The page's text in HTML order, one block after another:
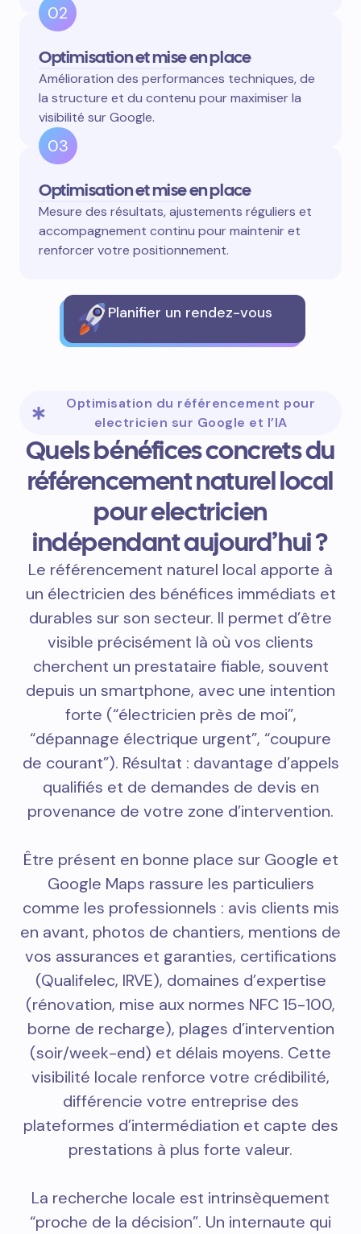
02
Optimisation et mise en place
Amélioration des performances techniques, de
la structure et du contenu pour maximiser la
visibilité sur Google.
03
Optimisation et mise en place
Mesure des résultats, ajustements réguliers et
accompagnement continu pour maintenir et
renforcer votre positionnement.
Planifier un rendez-vous
Optimisation du référencement pour
electricien sur Google et l’IA
Quels bénéfices concrets du
référencement naturel local
pour electricien
indépendant aujourd’hui ?
Le référencement naturel local apporte à
un électricien des bénéfices immédiats et
durables sur son secteur. Il permet d’être
visible précisément là où vos clients
cherchent un prestataire fiable, souvent
depuis un smartphone, avec une intention
forte (“électricien près de moi”,
“dépannage électrique urgent”, “coupure
de courant”). Résultat : davantage d’appels
qualifiés et de demandes de devis en
provenance de votre zone d’intervention.
Être présent en bonne place sur Google et
Google Maps rassure les particuliers
comme les professionnels : avis clients mis
en avant, photos de chantiers, mentions de
vos assurances et garanties, certifications
(Qualifelec, IRVE), domaines d’expertise
(rénovation, mise aux normes NFC 15-100,
borne de recharge), plages d’intervention
(soir/week-end) et délais moyens. Cette
visibilité locale renforce votre crédibilité,
différencie votre entreprise des
plateformes d’intermédiation et capte des
prestations à plus forte valeur.
La recherche locale est intrinsèquement
“proche de la décision”. Un internaute qui